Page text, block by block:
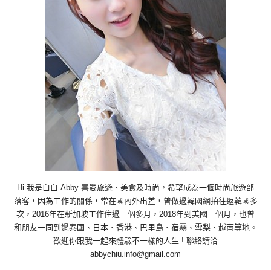
Hi 我是白白 Abby 喜愛旅遊、美食及時尚，希望成為一個時尚旅遊部
落客，因為工作的關係，常在國內外出差，曾做過韓國網拍往返韓國多
次，2016年在新加坡工作住過三個多月，2018年到美國三個月，也曾
和朋友一同到過泰國、日本、香港、巴里島、宿霧、雪梨、越南等地。
歡迎你跟我一起來體驗不一樣的人生 ! 聯絡請洽
abbychiu.info@gmail.com